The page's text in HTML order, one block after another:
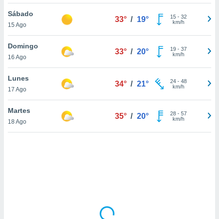
sitio
En
sean
el sitio
ni para
o
Sábado
15 Ago
33° / 19° 15- 32
km/h
Domingo
16 Ago
33° / 20° 19- 37
km/h
Lunes
17 Ago
34° / 21° 24- 48
km/h
Martes
18 Ago
35° / 20° 28- 57
km/h